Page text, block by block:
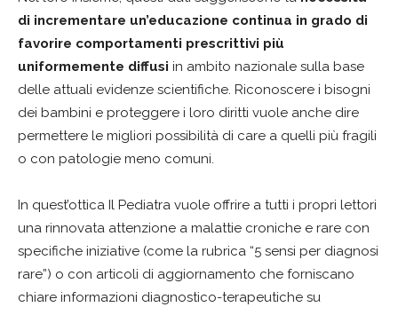
di incrementare un’educazione continua in grado di
favorire comportamenti prescrittivi più
uniformemente diffusi in ambito nazionale sulla base
delle attuali evidenze scientifiche. Riconoscere i bisogni
dei bambini e proteggere i loro diritti vuole anche dire
permettere le migliori possibilità di care a quelli più fragili
o con patologie meno comuni.
In quest’ottica Il Pediatra vuole offrire a tutti i propri lettori
una rinnovata attenzione a malattie croniche e rare con
specifiche iniziative (come la rubrica “5 sensi per diagnosi
rare”) o con articoli di aggiornamento che forniscano
chiare informazioni diagnostico-terapeutiche su